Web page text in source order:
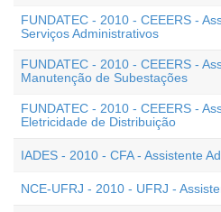
FUNDATEC - 2010 - CEEERS -
Serviços Administrativos
FUNDATEC - 2010 - CEEERS -
Manutenção de Subestações
FUNDATEC - 2010 - CEEERS -
Eletricidade de Distribuição
IADES - 2010 - CFA - Assistente
NCE-UFRJ - 2010 - UFRJ -